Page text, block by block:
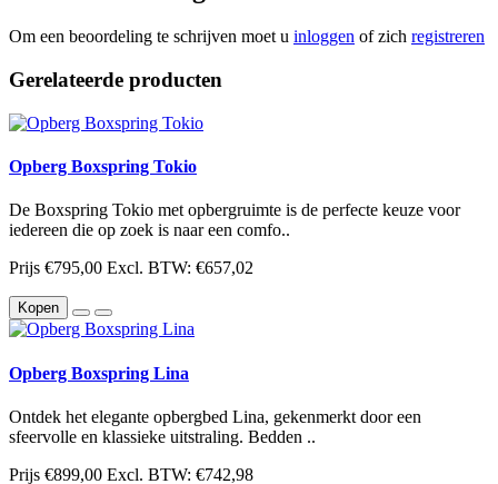
Om een beoordeling te schrijven moet u inloggen of zich registreren
Gerelateerde producten
Opberg Boxspring Tokio
De Boxspring Tokio met opbergruimte is de perfecte keuze voor
iedereen die op zoek is naar een comfo..
Prijs €795,00 Excl. BTW: €657,02
Kopen
Opberg Boxspring Lina
Ontdek het elegante opbergbed Lina, gekenmerkt door een
sfeervolle en klassieke uitstraling. Bedden ..
Prijs €899,00 Excl. BTW: €742,98